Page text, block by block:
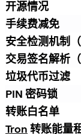
开源情况
手续费减免
安全检测机制（
交易签名解析
垃圾代币过滤
PIN 密码锁
转账白名单
Tron 转账能量